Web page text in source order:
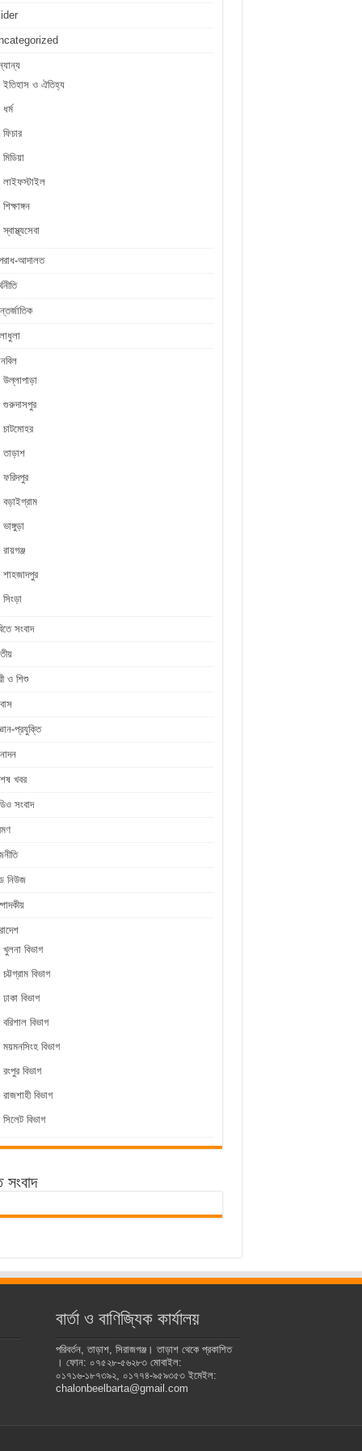
ইতিহাস ও ঐতিহ্য
ধর্ম
ফিচার
মিডিয়া
লাইফস্টাইল
শিক্ষাঙ্গন
স্বাস্থ্যসেবা
আদালত
উল্লাপাড়া
গুরুদাসপুর
চাটমোহর
তাড়াশ
ফরিদপুর
বড়াইগ্রাম
ভাঙ্গুড়া
রায়গঞ্জ
শাহজাদপুর
সিংড়া
সংবাদ
ও শিশু
প্রযুক্তি
খবর
সংবাদ
নিউজ
খুলনা বিভাগ
চট্টগ্রাম বিভাগ
ঢাকা বিভাগ
বরিশাল বিভাগ
ময়মনসিংহ বিভাগ
রংপুর বিভাগ
রাজশাহী বিভাগ
সিলেট বিভাগ
সংবাদ
বার্তা ও বাণিজ্যিক কার্যালয়
পরিবর্তন, তাড়াশ, সিরাজগঞ্জ। তাড়াশ থেকে প্রকাশিত
। ফোন: ০৭৫২৮-৫৬২৮৩ মোবাইল:
০১৭১৬-১৮৭৩৯২, ০১৭৭৪-৯৫৯৩৫৩ ইমেইল:
chalonbeelbarta@gmail.com